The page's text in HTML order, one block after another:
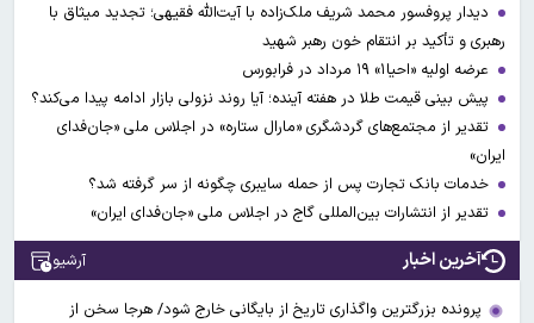
دیدار پروفسور محمد شریف ملک‌زاده با آیت‌الله فقیهی؛ تجدید میثاق با
رهبری و تأکید بر انتقام خون رهبر شهید
عرضه اولیه «احیا۱» ۱۹ مرداد در فرابورس
پیش بینی قیمت طلا در هفته آینده؛ آیا روند نزولی بازار ادامه پیدا می‌کند؟
تقدیر از مجتمع‌های گردشگری «مارال ستاره» در اجلاس ملی «جان‌فدای
ایران»
خدمات بانک تجارت پس از حمله سایبری چگونه از سر گرفته شد؟
تقدیر از انتشارات بین‌المللی گاج در اجلاس ملی «جان‌فدای ایران»
آخرین اخبار آرشیو
پرونده بزرگترین واگذاری تاریخ از بایگانی خارج شود/ هرجا سخن از